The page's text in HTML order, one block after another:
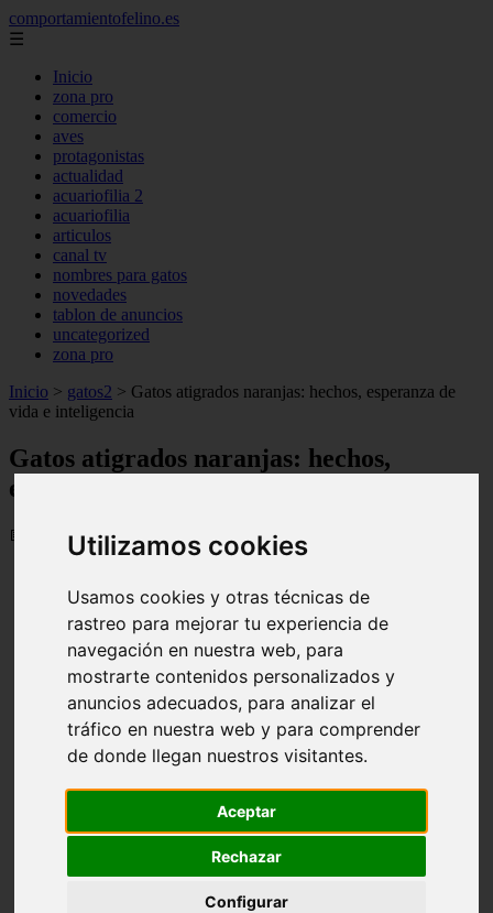
Utilizamos cookies
Usamos cookies y otras técnicas de
rastreo para mejorar tu experiencia de
navegación en nuestra web, para
mostrarte contenidos personalizados y
anuncios adecuados, para analizar el
tráfico en nuestra web y para comprender
de donde llegan nuestros visitantes.
Aceptar
Rechazar
Configurar
comportamientofelino.es
☰
Inicio
zona pro
comercio
aves
protagonistas
actualidad
acuariofilia 2
acuariofilia
articulos
canal tv
nombres para gatos
novedades
tablon de anuncios
uncategorized
zona pro
Inicio > gatos2 > Gatos atigrados naranjas: hechos, esperanza de
vida e inteligencia
Gatos atigrados naranjas: hechos,
esperanza de vida e inteligencia
📅 04/06/2025